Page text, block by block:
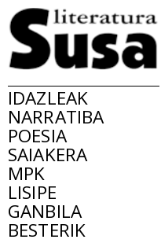
IDAZLEAK
NARRATIBA
POESIA
SAIAKERA
MPK
LISIPE
GANBILA
BESTERIK